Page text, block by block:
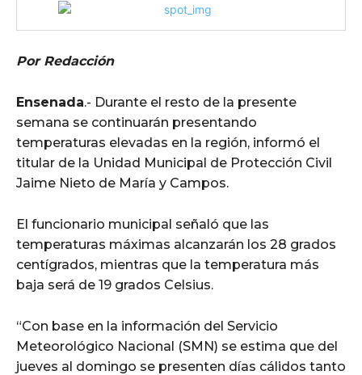
Por Redacción
Ensenada.- Durante el resto de la presente
semana se continuarán presentando
temperaturas elevadas en la región, informó el
titular de la Unidad Municipal de Protección Civil
Jaime Nieto de María y Campos.
El funcionario municipal señaló que las
temperaturas máximas alcanzarán los 28 grados
centígrados, mientras que la temperatura más
baja será de 19 grados Celsius.
“Con base en la información del Servicio
Meteorológico Nacional (SMN) se estima que del
jueves al domingo se presenten días cálidos tanto